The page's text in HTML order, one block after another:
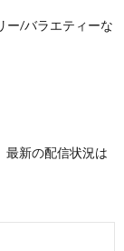
ー/バラエティーな
新の配信状況は